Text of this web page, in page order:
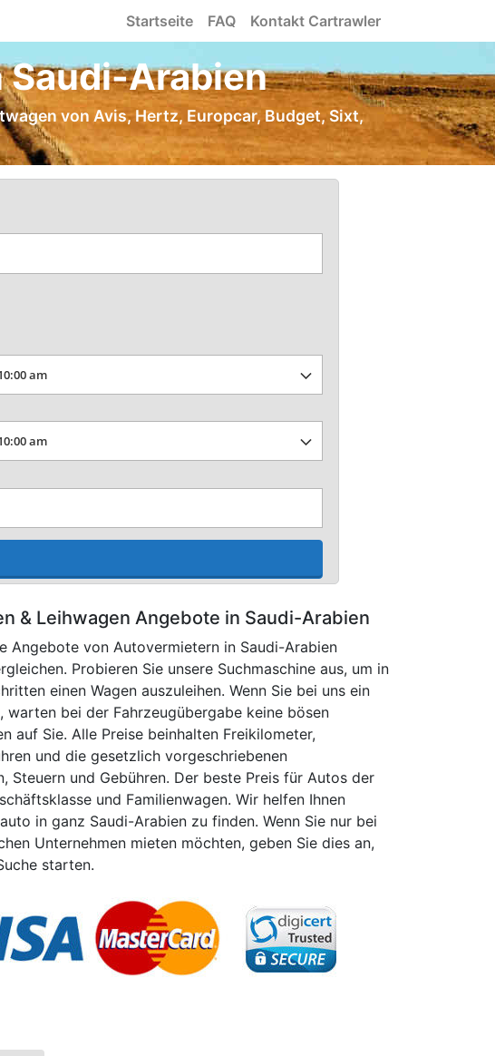
Startseite FAQ Kontakt Cartrawler
Arabien
von Avis, Hertz, Europcar, Budget, Sixt,
& Leihwagen Angebote in Saudi-Arabien
Angebote von Autovermietern in Saudi-Arabien
Probieren Sie unsere Suchmaschine aus, um in
einen Wagen auszuleihen. Wenn Sie bei uns ein
warten bei der Fahrzeugübergabe keine bösen
auf Sie. Alle Preise beinhalten Freikilometer,
und die gesetzlich vorgeschriebenen
Steuern und Gebühren. Der beste Preis für Autos der
und Familienwagen. Wir helfen Ihnen
in ganz Saudi-Arabien zu finden. Wenn Sie nur bei
Unternehmen mieten möchten, geben Sie dies an,
starten.